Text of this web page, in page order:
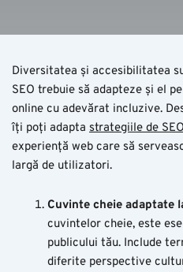
Diversitatea și accesibilitatea
SEO trebuie să adapteze și el
online cu adevărat incluzive.
îți poți adapta strategiile de SEO
experiență web care să
largă de utilizatori.
Cuvinte cheie adaptate
cuvintelor cheie, este
publicului tău. Include
diferite perspective